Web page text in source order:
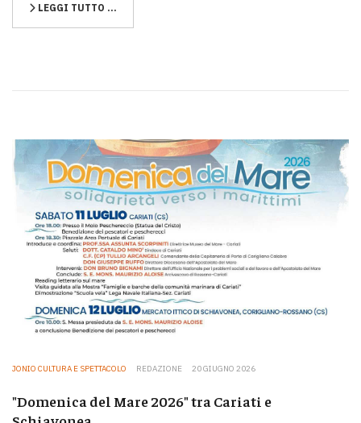
LEGGI TUTTO …
JONIO CULTURA E SPETTACOLO REDAZIONE 20 GIUGNO 2026
"Domenica del Mare 2026" tra Cariati e